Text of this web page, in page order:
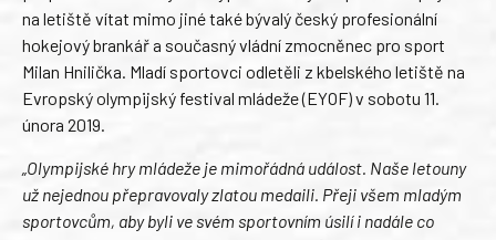
na letiště vítat mimo jiné také bývalý český profesionální
hokejový brankář a současný vládní zmocněnec pro sport
Milan Hnilička. Mladí sportovci odletěli z kbelského letiště na
Evropský olympijský festival mládeže (EYOF) v sobotu 11.
února 2019.
„Olympijské hry mládeže je mimořádná událost. Naše letouny
už nejednou přepravovaly zlatou medaili. Přeji všem mladým
sportovcům, aby byli ve svém sportovním úsilí i nadále co